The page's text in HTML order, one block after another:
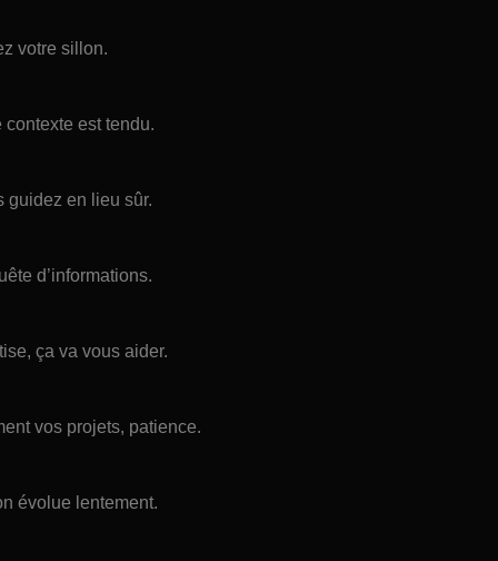
votre sillon.
contexte est tendu.
guidez en lieu sûr.
d’informations.
ça va vous aider.
vos projets, patience.
évolue lentement.